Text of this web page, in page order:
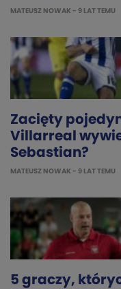
MATEUSZ NOWAK - 9 LAT TEMU
Zacięty
Villarreal
Sebastian?
MATEUSZ NOWAK - 9 LAT TEMU
5 graczy,